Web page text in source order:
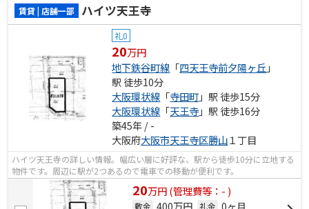
賃貸 | 店舗一部 ハイツ天王寺
礼0
20万円
地下鉄谷町線 「四天王寺前夕陽ヶ丘 」
駅 徒歩10分
大阪環状線 「寺田町」駅 徒歩15分
大阪環状線 「天王寺」駅 徒歩16分
築45年 / -
大阪府大阪市天王寺区勝山１丁目
ハイツ天王寺の詳しい情報。幅広い層に好評な、駅から徒歩10分に立地する
物件です。周辺に駅が2つあるので電車での移動が便利です。
20万円(管理費等：- )
敷金 400万円 礼金 0ヶ月